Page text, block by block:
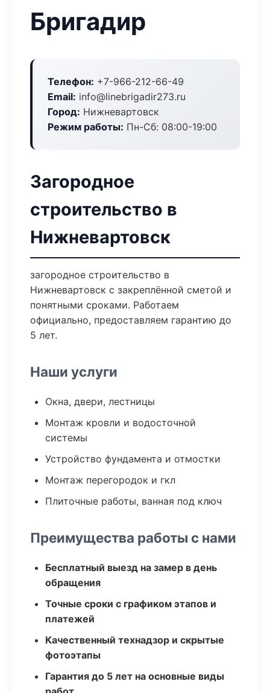
Бригадир
Телефон: +7-966-212-66-49
Email: info@linebrigadir273.ru
Город: Нижневартовск
Режим работы: Пн-Сб: 08:00-19:00
Загородное
строительство в
Нижневартовск
загородное строительство в
Нижневартовск с закреплённой сметой и
понятными сроками. Работаем
официально, предоставляем гарантию до
5 лет.
Наши услуги
Окна, двери, лестницы
Монтаж кровли и водосточной
системы
Устройство фундамента и отмостки
Монтаж перегородок и гкл
Плиточные работы, ванная под ключ
Преимущества работы с нами
Бесплатный выезд на замер в день
обращения
Точные сроки с графиком этапов и
платежей
Качественный технадзор и скрытые
фотоэтапы
Гарантия до 5 лет на основные виды